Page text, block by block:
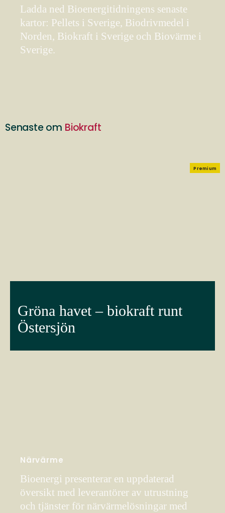
Ladda ned Bioenergitidningens senaste
kartor: Pellets i Sverige, Biodrivmedel i
Norden, Biokraft i Sverige och Biovärme i
Sverige.
Senaste om Biokraft
Premium
Gröna havet – biokraft runt
Östersjön
Närvärme
Bioenergi presenterar en uppdaterad
översikt med leverantörer av utrustning
och tjänster för närvärmelösningar med